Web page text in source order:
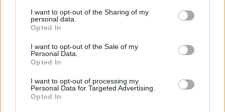
I want to opt-out of the Sharing of my
personal data.
Opted In
I want to opt-out of the Sale of my
Personal Data.
Opted In
I want to opt-out of processing my
Personal Data for Targeted Advertising.
Opted In
Πήγε για μπάνιο στην παραλία και άφησε την τελευταία
του πνοή
15:00
δύο αεροσκάφη